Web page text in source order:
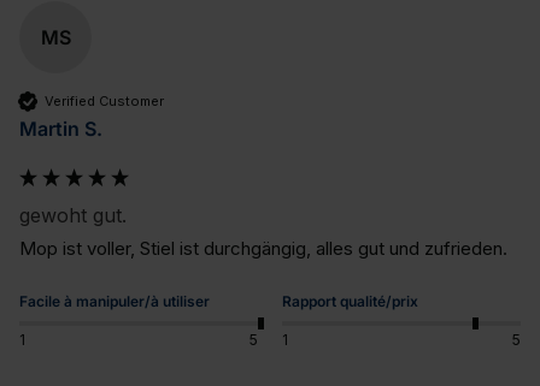
MS
Verified Customer
Martin S.
gewoht gut.
Mop ist voller, Stiel ist durchgängig, alles gut und zufrieden.
Facile à manipuler/à utiliser
1 5
Rapport qualité/prix
1 5